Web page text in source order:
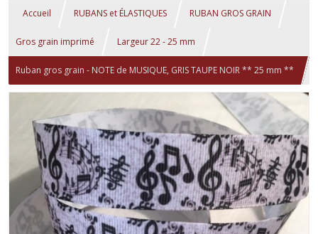
Accueil RUBANS et ÉLASTIQUES RUBAN GROS GRAIN
Gros grain imprimé Largeur 22 - 25 mm
Ruban gros grain - NOTE de MUSIQUE, GRIS TAUPE NOIR ** 25 mm **